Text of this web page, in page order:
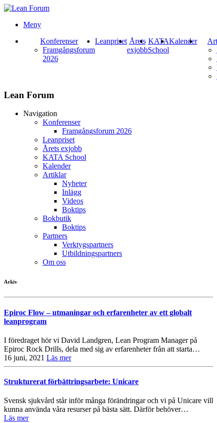
Meny
Konferenser
Framgångsforum
2026
Leanpriset Årets
exjobb
KATA
School
Kalender
Lean Forum
Navigation
Konferenser
Framgångsforum 2026
Leanpriset
Årets exjobb
KATA School
Kalender
Artiklar
Nyheter
Inlägg
Videos
Boktips
Bokbutik
Boktips
Partners
Verktygspartners
Utbildningspartners
Om oss
Arkiv
Epiroc Flow – utmaningar och erfarenheter av ett globalt
leanprogram
I föredraget hör vi David Landgren, Lean Program Manager på
Epiroc Rock Drills, dela med sig av erfarenheter från att starta…
16 juni, 2021 Läs mer
Strukturerat förbättringsarbete: Unicare
Svensk sjukvård står inför många förändringar och vi på Unicare vill
kunna använda våra resurser på bästa sätt. Därför behöver…
Läs mer